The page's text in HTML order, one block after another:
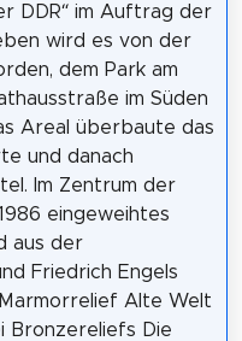
DDR“ im Auftrag der
wird es von der
dem Park am
im Süden
Areal überbaute das
und danach
Im Zentrum der
eingeweihtes
aus der
Friedrich Engels
Alte Welt
Bronzereliefs Die